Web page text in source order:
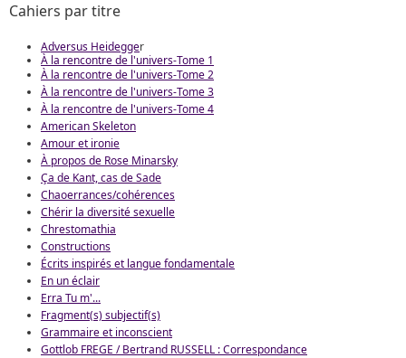
Cahiers par titre
Adversus Heidegger
À la rencontre de l'univers-Tome 1
À la rencontre de l'univers-Tome 2
À la rencontre de l'univers-Tome 3
À la rencontre de l'univers-Tome 4
American Skeleton
Amour et ironie
À propos de Rose Minarsky
Ça de Kant, cas de Sade
Chaoerrances/cohérences
Chérir la diversité sexuelle
Chrestomathia
Constructions
Écrits inspirés et langue fondamentale
En un éclair
Erra Tu m'...
Fragment(s) subjectif(s)
Grammaire et inconscient
Gottlob FREGE / Bertrand RUSSELL : Correspondance